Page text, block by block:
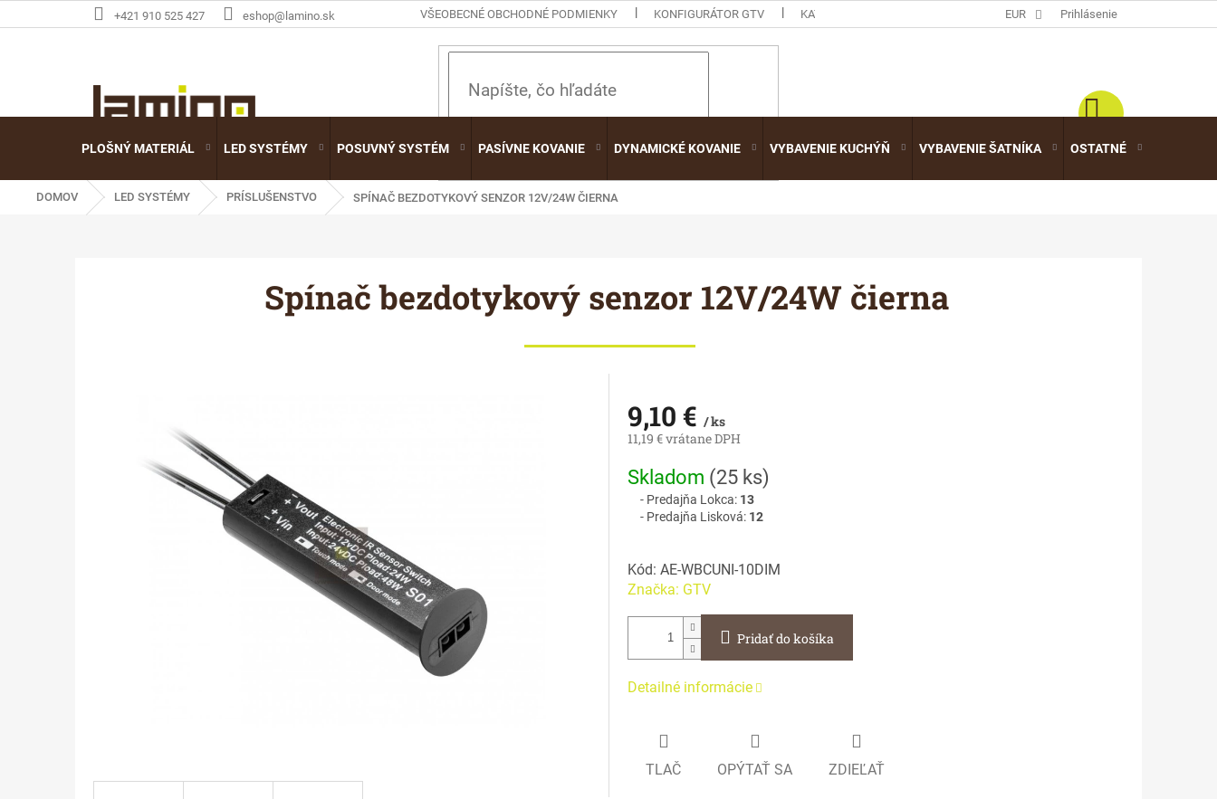
na
+421 910 525 427 eshop@lamino.sk VŠEOBECNÉ OBCHODNÉ PODMIENKY KONFIGURÁTOR GTV KATALÓGY EUR Prihlásenie
HĽADAŤ
PLOŠNÝ MATERIÁL LED SYSTÉMY POSUVNÝ SYSTÉM PASÍVNE KOVANIE DYNAMICKÉ KOVANIE VYBAVENIE KUCHÝŇ VYBAVENIE ŠATNÍKA OSTATNÉ
DOMOV LED SYSTÉMY PRÍSLUŠENSTVO SPÍNAČ BEZDOTYKOVÝ SENZOR 12V/24W ČIERNA
Spínač bezdotykový senzor 12V/24W čierna
9,10 € / ks
11,19 € vrátane DPH
Jednotková
cena:
Skladom (25 ks)
Predajňa Lokca: 13
Predajňa Lisková: 12
Kód: AE-WBCUNI-10DIM
Značka: GTV
Pridať do košíka
Detailné informácie
TLAČ OPÝTAŤ SA ZDIEĽAŤ